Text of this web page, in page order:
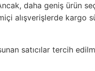
daha geniş ürün
alışverişlerde kargo
satıcılar tercih